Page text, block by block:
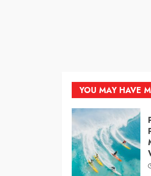
YOU MAY HAVE